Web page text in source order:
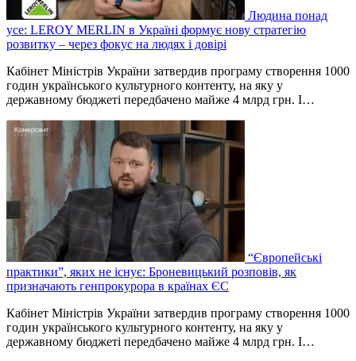
Людина понад
усе: LEROY MERLIN в Україні формує нову стратегію
розвитку – через фокус на людях і довірі
Кабінет Міністрів України затвердив програму створення 1000
годин українського культурного контенту, на яку у
державному бюджеті передбачено майже 4 млрд грн. І…
“Європейські
практики”, яких не існує: Броневицький розповів, як
призначають генпрокурора в країнах ЄС
Кабінет Міністрів України затвердив програму створення 1000
годин українського культурного контенту, на яку у
державному бюджеті передбачено майже 4 млрд грн. І…